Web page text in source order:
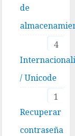
de
4
/ Unicode
1
Recuperar
contraseña